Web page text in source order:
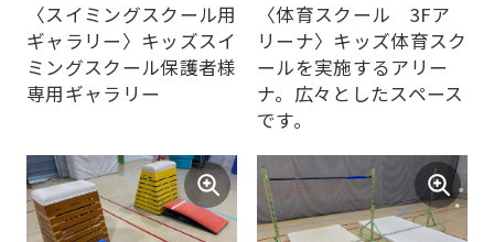
〈スイミングスクール用
ギャラリー〉キッズスイ
ミングスクール保護者様
専用ギャラリー
〈体育スクール 3Fア
リーナ〉キッズ体育スク
ールを実施するアリー
ナ。広々としたスペース
です。
the
top
page.
However,
if
you
use